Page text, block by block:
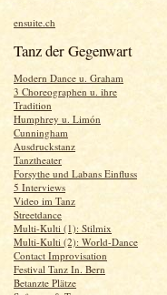
ensuite.ch
Tanz der Gegenwart
Modern Dance u. Graham
3 Choreographen u. ihre
Tradition
Humphrey u. Limón
Cunningham
Ausdruckstanz
Tanztheater
Forsythe und Labans Einfluss
5 Interviews
Video im Tanz
Streetdance
Multi-Kulti (1): Stilmix
Multi-Kulti (2): World-Dance
Contact Improvisation
Festival Tanz In. Bern
Betanzte Plätze